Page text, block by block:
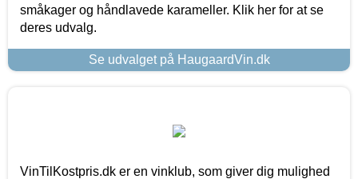
småkager og håndlavede karameller. Klik her for at se
deres udvalg.
Se udvalget på HaugaardVin.dk
VinTilKostpris.dk er en vinklub, som giver dig mulighed